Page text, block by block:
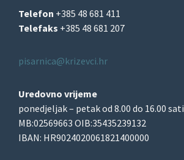
Telefon +385 48 681 411
Telefaks +385 48 681 207
pisarnica@krizevci.hr
Uredovno vrijeme
ponedjeljak – petak od 8.00 do 16.00 sati
MB:02569663 OIB:35435239132
IBAN: HR9024020061821400000